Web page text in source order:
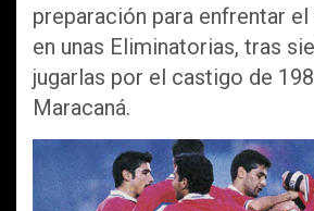
preparación para enfrentar
en unas Eliminatorias, tras
jugarlas por el castigo de
Maracaná.